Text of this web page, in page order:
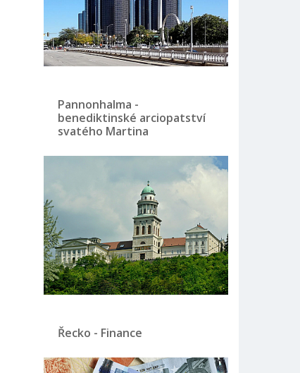
Pannonhalma -
benediktinské arciopatství
svatého Martina
Řecko - Finance